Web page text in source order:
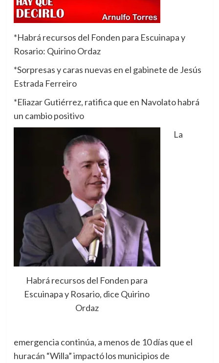
*Habrá recursos del Fonden para Escuinapa y
Rosario: Quirino Ordaz
*Sorpresas y caras nuevas en el gabinete de Jesús
Estrada Ferreiro
*Eliazar Gutiérrez, ratifica que en Navolato habrá
un cambio positivo
Habrá recursos del Fonden para
Escuinapa y Rosario, dice Quirino
Ordaz
La
emergencia continúa, a menos de 10 días que el
huracán “Willa” impactó los municipios de